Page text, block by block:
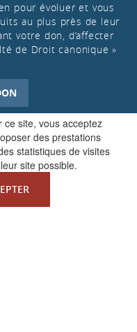
ce site, vous acceptez
des prestations
statistiques de visites
site possible.
pour évoluer et vous
au plus près de leur
votre don, d’affecter
de Droit canonique »